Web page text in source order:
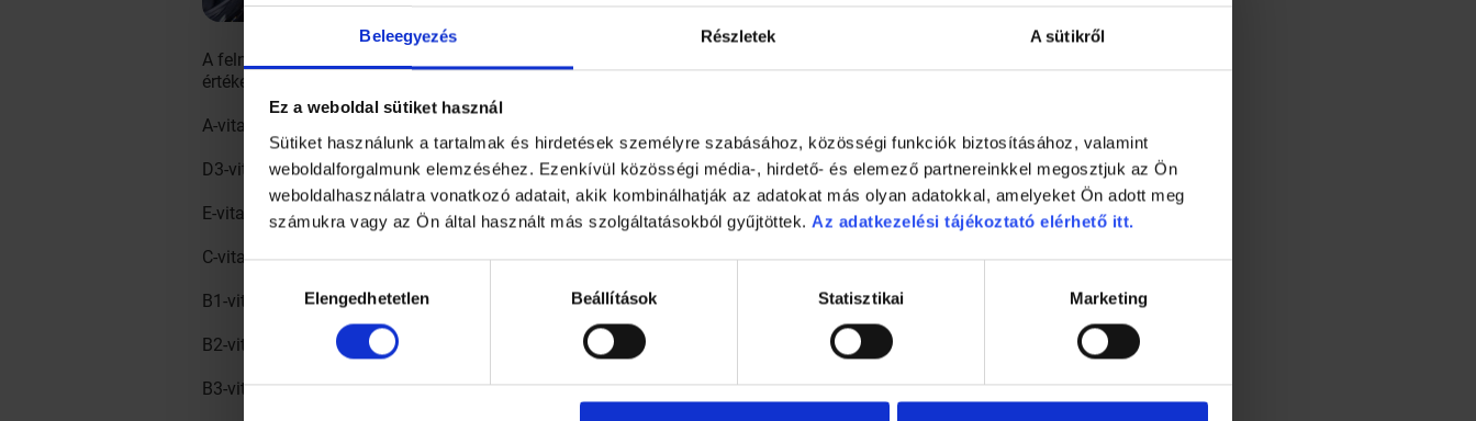
Beleegyezés Részletek A sütikről
Ez a weboldal sütiket használ
Sütiket használunk a tartalmak és hirdetések személyre szabásához, közösségi funkciók biztosításához, valamint
weboldalforgalmunk elemzéséhez. Ezenkívül közösségi média-, hirdető- és elemező partnereinkkel megosztjuk az Ön
weboldalhasználatra vonatkozó adatait, akik kombinálhatják az adatokat más olyan adatokkal, amelyeket Ön adott meg
számukra vagy az Ön által használt más szolgáltatásokból gyűjtöttek. Az adatkezelési tájékoztató elérhető itt.
kiválasztásaElengedhetetlen Beállítások Statisztikai Marketing
A felnőttek számára a legismertebb magyar vitaminforgalmazó által ajánlott legalacsonyabb napi vitamin- és ásványianyag-beviteli
értékek
A-vitamin 4500-5500 NE
D3-vitamin min. 400 NE
E-vitamin min. 400 NE
C-vitamin min. 1000 mg
B1-vitamin 250-300 mg
B2-vitamin 45-55 mg
B3-vitamin 45-55 mg